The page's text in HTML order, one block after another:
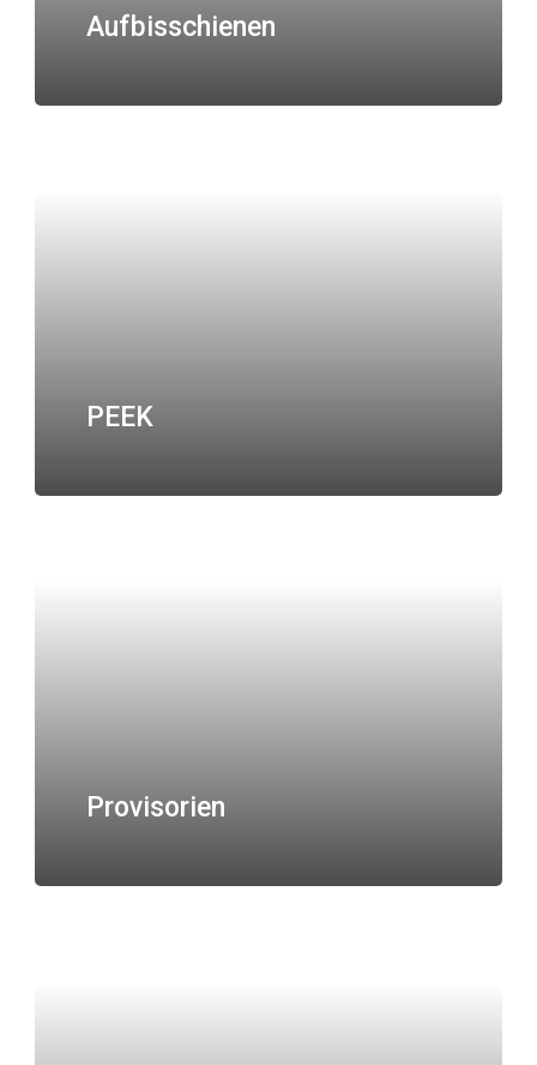
Aufbisschienen
PEEK
Provisorien